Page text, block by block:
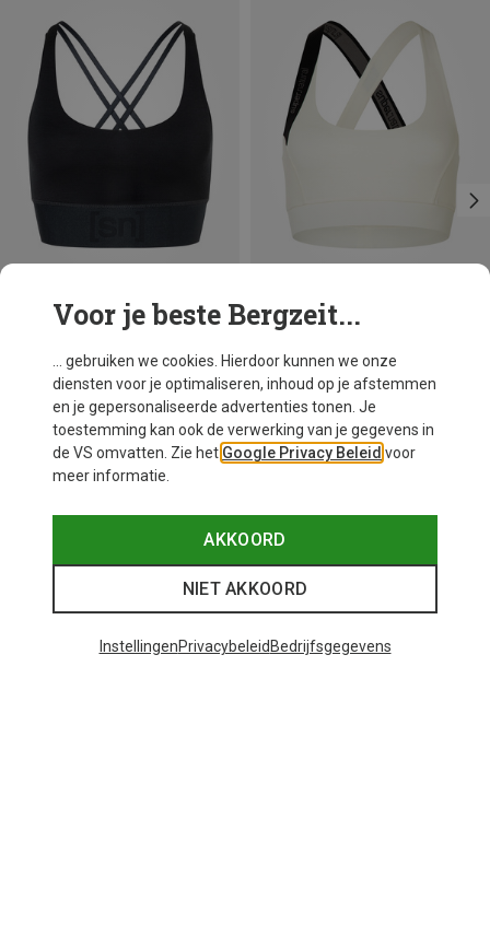
Je bespaart 20% Je bespaart 19%
Voor je beste Bergzeit...
... gebruiken we cookies. Hierdoor kunnen we onze
diensten voor je optimaliseren, inhoud op je afstemmen
en je gepersonaliseerde advertenties tonen. Je
toestemming kan ook de verwerking van je gegevens in
de VS omvatten. Zie het Google Privacy Beleid voor
meer informatie.
AKKOORD
NIET AKKOORD
InstellingenPrivacybeleid Bedrijfsgegevens